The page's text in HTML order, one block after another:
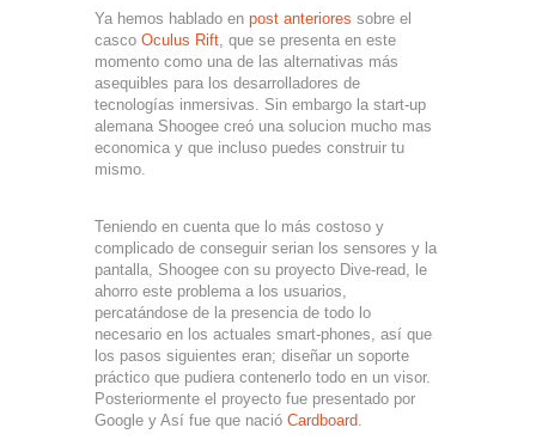
Ya hemos hablado en post anteriores sobre el
casco Oculus Rift, que se presenta en este
momento como una de las alternativas más
asequibles para los desarrolladores de
tecnologías inmersivas. Sin embargo la start-up
alemana Shoogee creó una solucion mucho mas
economica y que incluso puedes construir tu
mismo.
Teniendo en cuenta que lo más costoso y
complicado de conseguir serian los sensores y la
pantalla, Shoogee con su proyecto Dive-read, le
ahorro este problema a los usuarios,
percatándose de la presencia de todo lo
necesario en los actuales smart-phones, así que
los pasos siguientes eran; diseñar un soporte
práctico que pudiera contenerlo todo en un visor.
Posteriormente el proyecto fue presentado por
Google y Así fue que nació Cardboard.